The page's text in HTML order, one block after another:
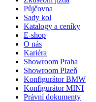
Půjčovna
Sady kol
Katalogy a ceníky
E-shop
O nás
Kariéra
Showroom Praha
Showroom Plzeň
Konfigurátor BMW
Konfigurátor MINI
Právní dokumenty